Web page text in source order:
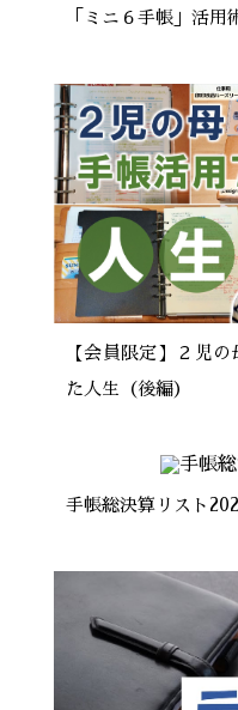
「ミニ６手帳」活用
【会員限定】２児
た人生（後編）
手帳総決算リスト